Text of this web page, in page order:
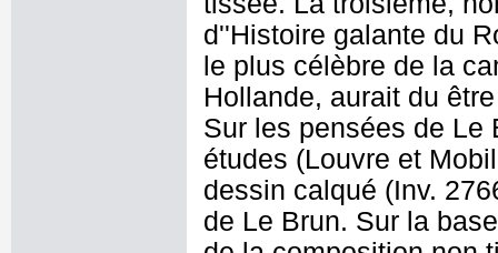
d''Histoire galante du
le plus célèbre de la
Hollande, aurait du
Sur les pensées de Le
études (Louvre et
dessin calqué (Inv.
de Le Brun. Sur la